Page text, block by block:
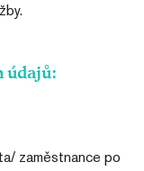
údajů:
zaměstnance po